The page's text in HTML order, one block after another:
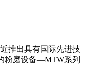
推出具有国际先进技
粉磨设备—MTW系列